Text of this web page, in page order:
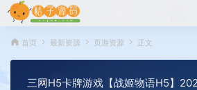
首页 最新资源 页游资源 正文
三网H5卡牌游戏【战姬物语H5】